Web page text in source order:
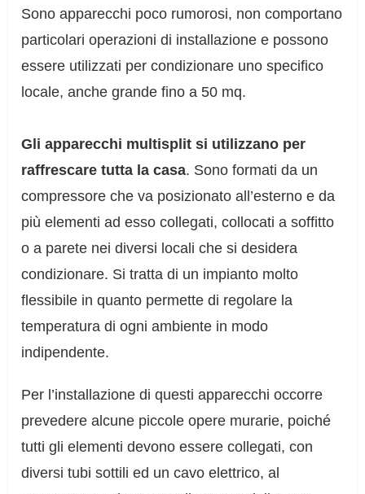
Sono apparecchi poco rumorosi, non comportano
particolari operazioni di installazione e possono
essere utilizzati per condizionare uno specifico
locale, anche grande fino a 50 mq.
Gli apparecchi multisplit si utilizzano per
raffrescare tutta la casa. Sono formati da un
compressore che va posizionato all’esterno e da
più elementi ad esso collegati, collocati a soffitto
o a parete nei diversi locali che si desidera
condizionare. Si tratta di un impianto molto
flessibile in quanto permette di regolare la
temperatura di ogni ambiente in modo
indipendente.
Per l’installazione di questi apparecchi occorre
prevedere alcune piccole opere murarie, poiché
tutti gli elementi devono essere collegati, con
diversi tubi sottili ed un cavo elettrico, al